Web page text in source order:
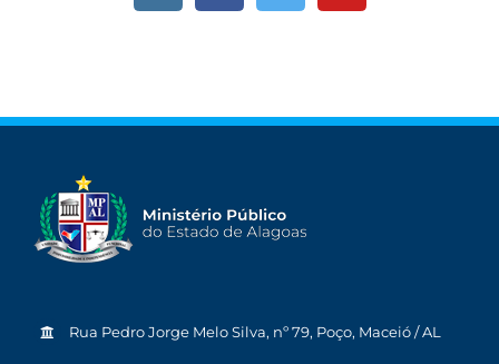
Rua Pedro Jorge Melo Silva, nº 79, Poço, Maceió / AL